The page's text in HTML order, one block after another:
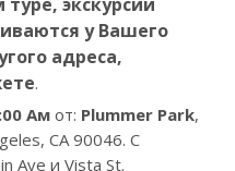
у Вашего
адреса,
.
Ам от: Plummer Park,
CA 90046. С
Ave и Vista St.